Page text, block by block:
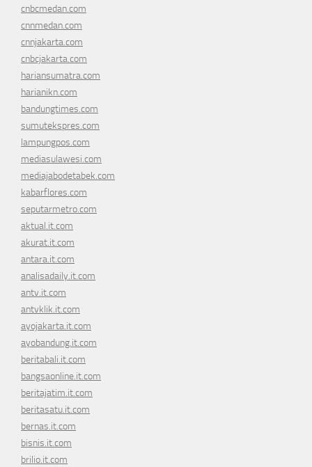
cnbcmedan.com
cnnmedan.com
cnnjakarta.com
cnbcjakarta.com
hariansumatra.com
harianikn.com
bandungtimes.com
sumutekspres.com
lampungpos.com
mediasulawesi.com
mediajabodetabek.com
kabarflores.com
seputarmetro.com
aktual.it.com
akurat.it.com
antara.it.com
analisadaily.it.com
antv.it.com
antvklik.it.com
ayojakarta.it.com
ayobandung.it.com
beritabali.it.com
bangsaonline.it.com
beritajatim.it.com
beritasatu.it.com
bernas.it.com
bisnis.it.com
brilio.it.com